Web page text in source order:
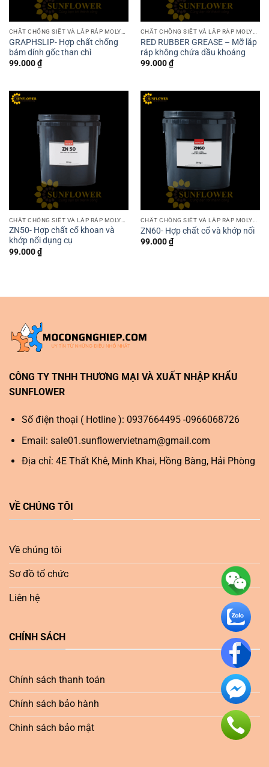
GRAPHSLIP- Hợp chất chống
bám dính gốc than chì
99.000₫
RED RUBBER GREASE – Mỡ lắp
ráp không chứa dầu khoáng
99.000₫
ZN50- Hợp chất cổ khoan và
khớp nối dụng cụ
99.000₫
ZN60- Hợp chất cổ và khớp nối
99.000₫
CÔNG TY TNHH THƯƠNG MẠI VÀ XUẤT NHẬP KHẨU
SUNFLOWER
Số điện thoại ( Hotline ): 0937664495 -0966068726
Email: sale01.sunflowervietnam@gmail.com
Địa chỉ: 4E Thất Khê, Minh Khai, Hồng Bàng, Hải Phòng
VỀ CHÚNG TÔI
Về chúng tôi
Sơ đồ tổ chức
Liên hệ
CHÍNH SÁCH
Chính sách thanh toán
Chính sách bảo hành
Chinh sách bảo mật